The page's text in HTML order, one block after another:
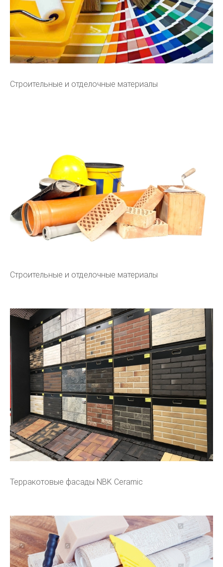
Строительные и отделочные материалы
Строительные и отделочные материалы
Терракотовые фасады NBK Ceramic